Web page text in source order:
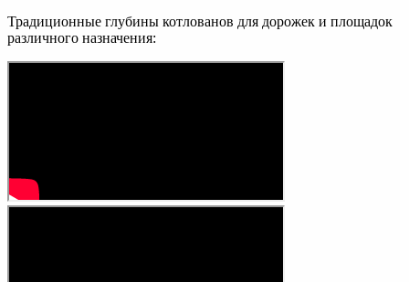
Традиционные глубины котлованов для дорожек и площадок
различного назначения: